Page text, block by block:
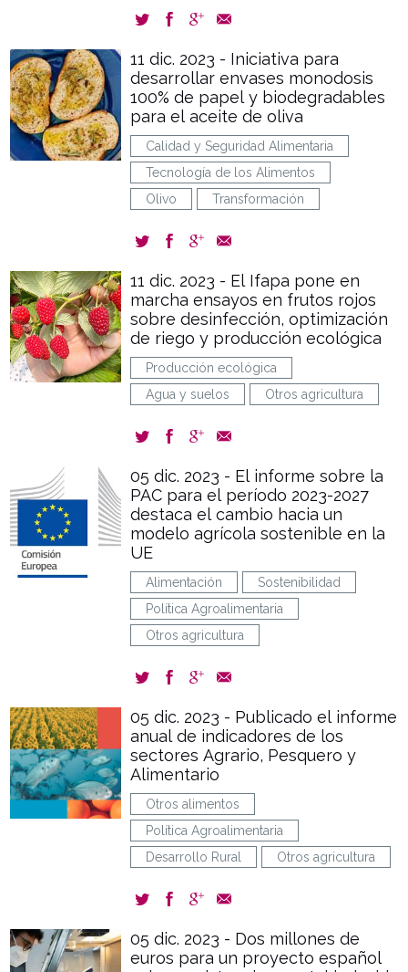
11 dic. 2023 - Iniciativa para
desarrollar envases monodosis
100% de papel y biodegradables
para el aceite de oliva
Calidad y Seguridad Alimentaria
Tecnología de los Alimentos
Olivo
Transformación
11 dic. 2023 - El Ifapa pone en
marcha ensayos en frutos rojos
sobre desinfección, optimización
de riego y producción ecológica
Producción ecológica
Agua y suelos
Otros agricultura
05 dic. 2023 - El informe sobre la
PAC para el período 2023-2027
destaca el cambio hacia un
modelo agrícola sostenible en la
UE
Alimentación
Sostenibilidad
Política Agroalimentaria
Otros agricultura
05 dic. 2023 - Publicado el informe
anual de indicadores de los
sectores Agrario, Pesquero y
Alimentario
Otros alimentos
Política Agroalimentaria
Desarrollo Rural
Otros agricultura
05 dic. 2023 - Dos millones de
euros para un proyecto español